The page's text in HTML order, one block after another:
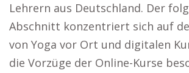
Lehrern aus Deutschland. Der
Abschnitt konzentriert sich auf
von Yoga vor Ort und digitalen
die Vorzüge der Online-Kurse